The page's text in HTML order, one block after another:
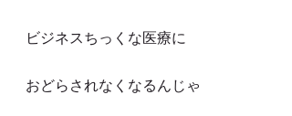
ビジネスちっくな医療に
おどらされなくなるんじゃ